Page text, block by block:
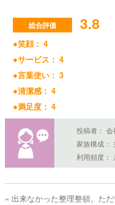
総合評価 3.8
●笑顔： 4
●サービス： 4
●言葉使い： 3
●清潔感： 4
●満足度： 4
投稿者：
家族構成：
利用頻度：
« 出来なかった整理整頓。ただ